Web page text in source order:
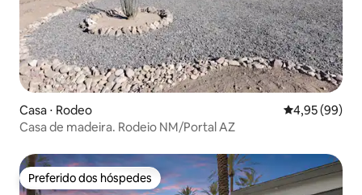
Casa ⋅ Rodeo 4,95 de uma
4,95 (99)
Casa de madeira. Rodeio NM/Portal AZ
Preferido dos hóspedes
Preferido dos hóspedes